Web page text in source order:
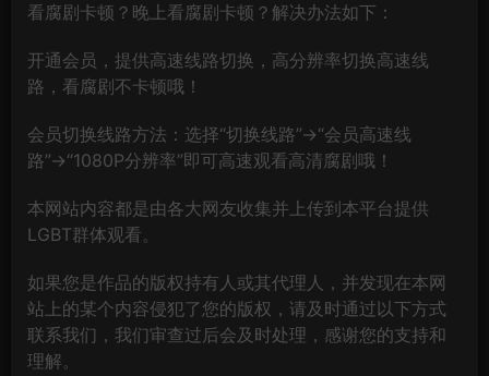
看腐剧卡顿？晚上看腐剧卡顿？解决办法如下：
开通会员，提供高速线路切换，高分辨率切换高速线
路，看腐剧不卡顿哦！
会员切换线路方法：选择“切换线路”→“会员高速线
路”→“1080P分辨率”即可高速观看高清腐剧哦！
本网站内容都是由各大网友收集并上传到本平台提供
LGBT群体观看。
如果您是作品的版权持有人或其代理人，并发现在本网
站上的某个内容侵犯了您的版权，请及时通过以下方式
联系我们，我们审查过后会及时处理，感谢您的支持和
理解。